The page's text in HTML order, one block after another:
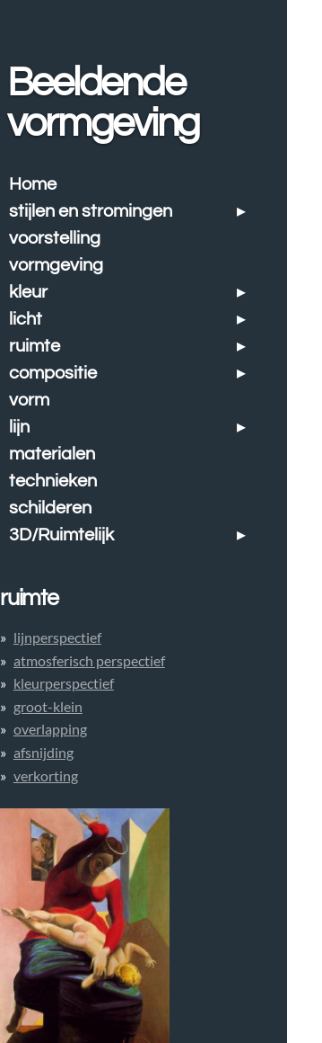
Beeldende
vormgeving
Home
stijlen en stromingen
voorstelling
vormgeving
kleur
licht
ruimte
compositie
vorm
lijn
materialen
technieken
schilderen
3D/Ruimtelijk
ruimte
lijnperspectief
atmosferisch perspectief
kleurperspectief
groot-klein
overlapping
afsnijding
verkorting